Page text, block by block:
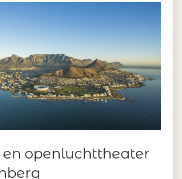
en openluchttheater